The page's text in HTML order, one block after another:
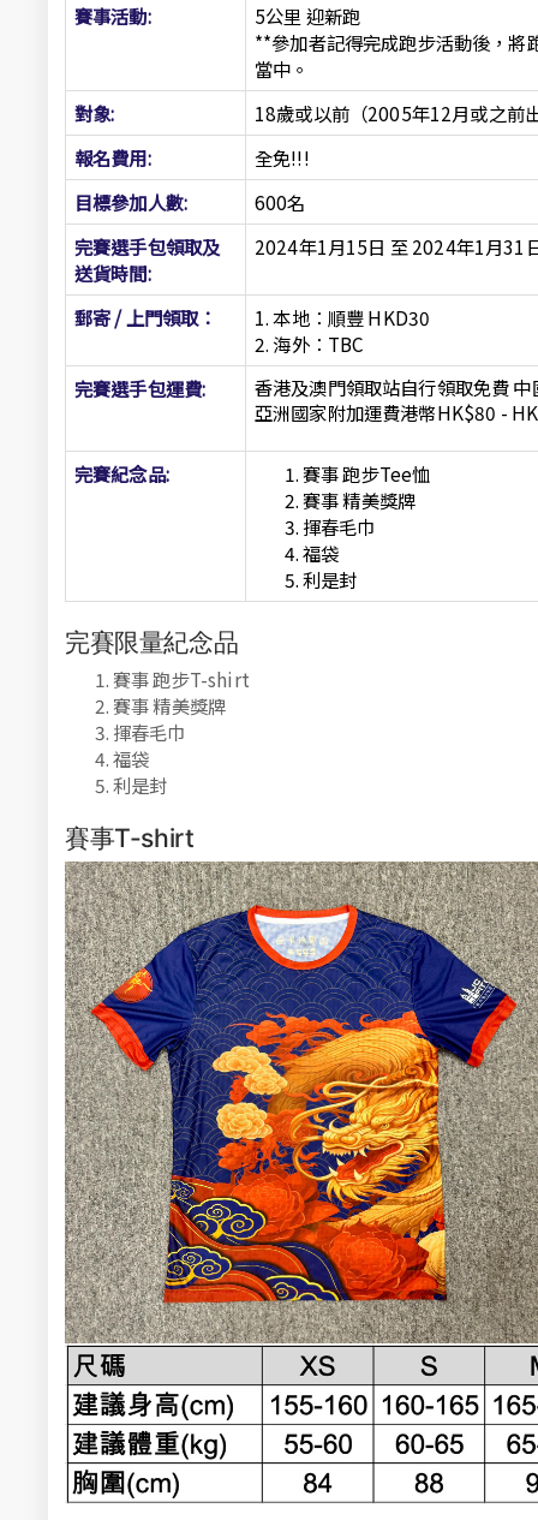
賽事活動:
5公里 迎新跑
**參加者記得完成跑步活動後，將
當中。
對象:
18歲或以前（2005年12月或之前
報名費用:
全免!!!
目標參加人數:
600名
完賽選手包領取及
送貨時間:
2024年1月15日 至 2024年1月31
郵寄 / 上門領取：
1. 本地：順豐 HKD30
2. 海外：TBC
完賽選手包運費:
香港及澳門領取站自行領取免費
亞洲國家附加運費港幣HK$80 -
完賽紀念品:
賽事 跑步Tee恤
賽事 精美獎牌
揮春毛巾
福袋
利是封
完賽限量紀念品
賽事 跑步T-shirt
賽事 精美獎牌
揮春毛巾
福袋
利是封
賽事T-shirt